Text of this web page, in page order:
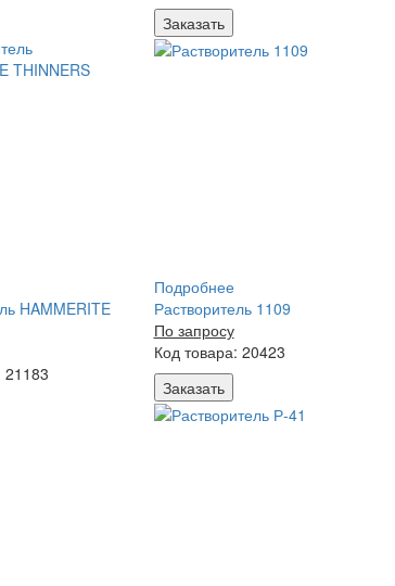
Заказать
HAMMERITE
21183
Подробнее
Растворитель 1109
По запросу
Код товара: 20423
Заказать